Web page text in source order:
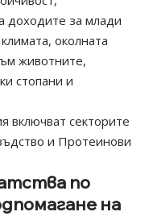
доходите за млади
околната
животните,
стопани и
включват секторите
и Протеинови
по
на